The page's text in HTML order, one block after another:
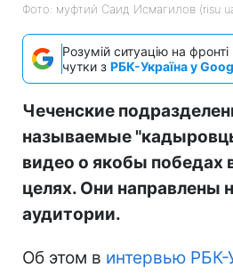
Фото: муфтий Саид Исмагилов (risu
Розумій ситуацію на
чутки з РБК-Україна у
Чеченские
называемые
видео о якобы победах
целях. Они направлены
аудитории.
Об этом в интервью РБК-